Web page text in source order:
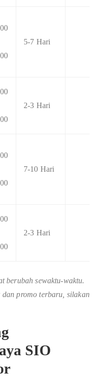
5-7 Hari
2-3 Hari
7-10 Hari
2-3 Hari
berubah sewaktu-waktu.
promo terbaru, silakan
SIO